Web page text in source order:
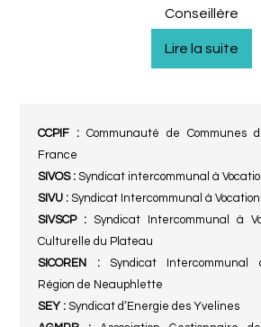
Conseillère
CCPIF :Communauté de Communes
France
SIVOS : Syndicat intercommunal à
SIVU : Syndicat Intercommunal à
SIVSCP : Syndicat Intercommunal à
Culturelle du Plateau
SICOREN :Syndicat Intercommunal
Régionde Neauphlette
SEY : Syndicat d’Energie des Yvelines